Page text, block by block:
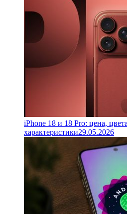
iPhone 18 и 18 Pro: цена,
характеристики29.05.2026